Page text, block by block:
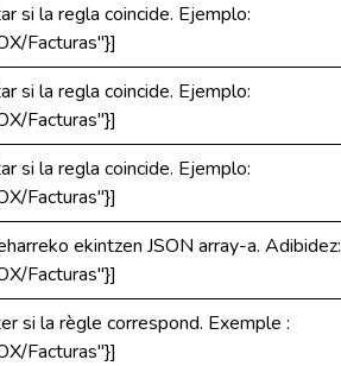
si la regla coincide. Ejemplo:
Facturas"}]
si la regla coincide. Ejemplo:
Facturas"}]
si la regla coincide. Ejemplo:
Facturas"}]
ekintzen JSON array-a. Adibidez:
Facturas"}]
si la règle correspond. Exemple :
Facturas"}]